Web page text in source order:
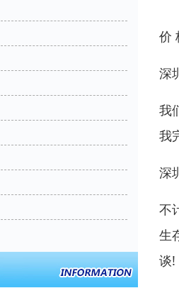
价
深
我
我
深
不
生
谈!